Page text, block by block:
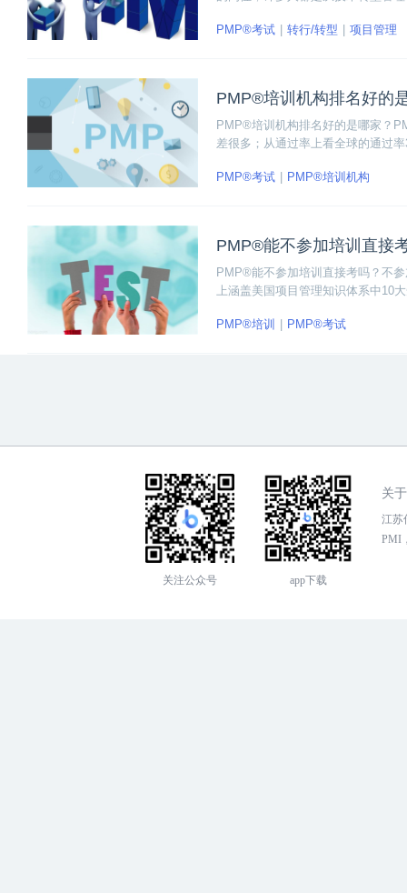
PMP®考试
转行/转型 项目管理
PMP®培训机构排名好的
PMP®培训机构排名好的是哪家？
差很多；从通过率上看全球的通过
PMP®考试
PMP®培训机构
PMP®能不参加培训直接
PMP®能不参加培训直接考吗？不
上涵盖美国项目管理知识体系中
PMP®培训 PMP®考试
关注公众号 app下载
关
江苏
PMI